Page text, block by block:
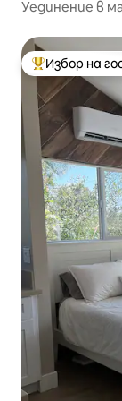
Уединение в
Най-Избор на